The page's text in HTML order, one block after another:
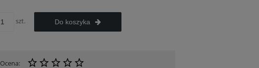
szt. Do koszyka
Ocena: